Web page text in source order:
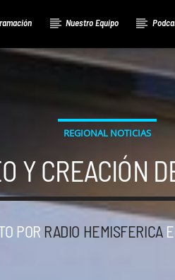
Nuestro Equipo
REGIONAL NOTICIAS
Y CREACIÓN
POR RADIO HEMISFERICA